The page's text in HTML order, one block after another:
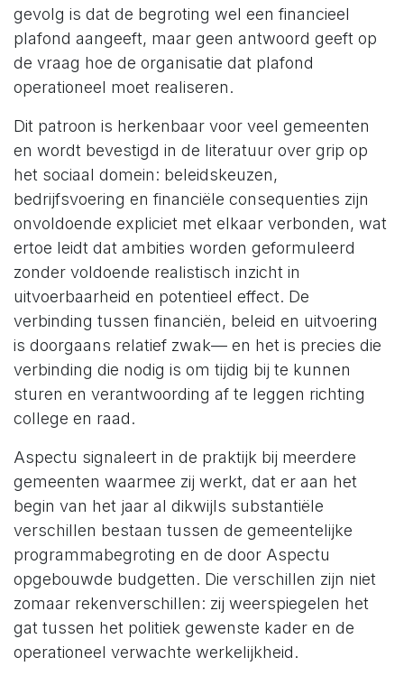
gevolg is dat de begroting wel een financieel
plafond aangeeft, maar geen antwoord geeft op
de vraag hoe de organisatie dat plafond
operationeel moet realiseren.
Dit patroon is herkenbaar voor veel gemeenten
en wordt bevestigd in de literatuur over grip op
het sociaal domein: beleidskeuzen,
bedrijfsvoering en financiële consequenties zijn
onvoldoende expliciet met elkaar verbonden, wat
ertoe leidt dat ambities worden geformuleerd
zonder voldoende realistisch inzicht in
uitvoerbaarheid en potentieel effect. De
verbinding tussen financiën, beleid en uitvoering
is doorgaans relatief zwak— en het is precies die
verbinding die nodig is om tijdig bij te kunnen
sturen en verantwoording af te leggen richting
college en raad.
Aspectu signaleert in de praktijk bij meerdere
gemeenten waarmee zij werkt, dat er aan het
begin van het jaar al dikwijls substantiële
verschillen bestaan tussen de gemeentelijke
programmabegroting en de door Aspectu
opgebouwde budgetten. Die verschillen zijn niet
zomaar rekenverschillen: zij weerspiegelen het
gat tussen het politiek gewenste kader en de
operationeel verwachte werkelijkheid.